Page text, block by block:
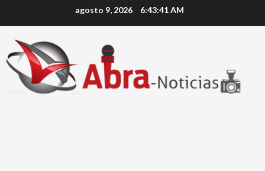
agosto 9, 2026 6:43:41 AM